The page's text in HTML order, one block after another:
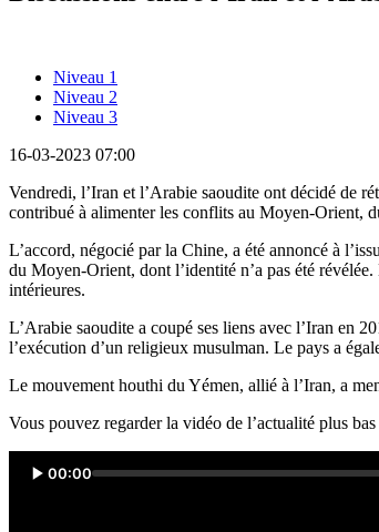
Niveau 1
Niveau 2
Niveau 3
16-03-2023 07:00
Vendredi, l’Iran et l’Arabie saoudite ont décidé de
contribué à alimenter les conflits au Moyen-Orient,
L’accord, négocié par la Chine, a été annoncé à
du Moyen-Orient, dont l’identité n’a pas été
intérieures.
L’Arabie saoudite a coupé ses liens avec l’Iran en
l’exécution d’un religieux musulman. Le pays a
Le mouvement houthi du Yémen, allié à l’Iran, a
Vous pouvez regarder la vidéo de l’actualité plus bas
00:00